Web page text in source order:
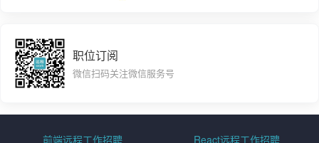
职位订阅
微信扫码关注微信服务号
前端远程工作招聘 React远程工作招聘